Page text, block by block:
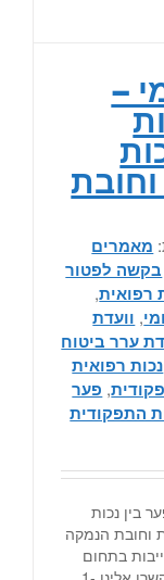
–
מאמרים
בקשה לפטור
רפואית,
, וועדת
ערר ביטוח
נכות רפואית
, פער
התפקודית
בין נכות
וחובת הנמקה
בתחום